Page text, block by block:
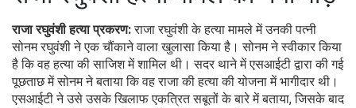
राजा रघुवंशी हत्या प्रकरण:राजा रघुवंशी के हत्या मामले में उनकी पत्नी
सोनम रघुवंशी ने एक चौंकाने वाला खुलासा किया है। सोनम ने स्वीकार किया
है कि वह हत्या की साजिश में शामिल थी। सदर थाने में एसआईटी द्वारा की गई
पूछताछ में सोनम ने बताया कि वह राजा की हत्या की योजना में भागीदार थी।
एसआईटी ने उसे उसके खिलाफ एकत्रित सबूतों के बारे में बताया, जिसके बाद